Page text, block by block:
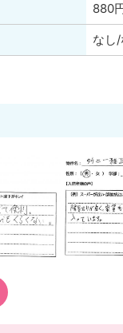
880
なし/